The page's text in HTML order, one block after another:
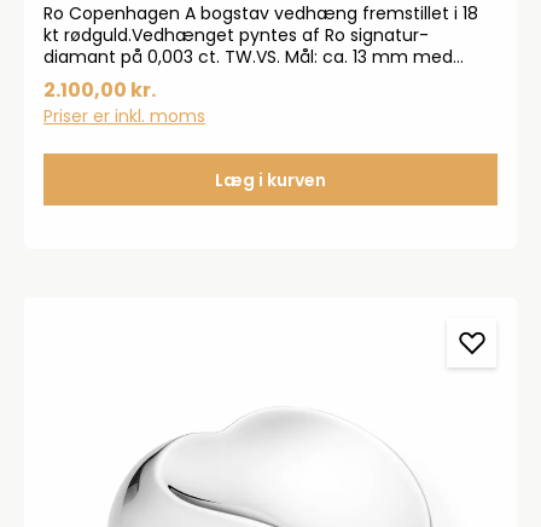
Ro Copenhagen A bogstav vedhæng fremstillet i 18
kt rødguld.Vedhænget pyntes af Ro signatur-
diamant på 0,003 ct. TW.VS. Mål: ca. 13 mm med
øskenOBS: Kæde medfølger ikke
2.100,00 kr.
Priser er inkl. moms
Læg i kurven